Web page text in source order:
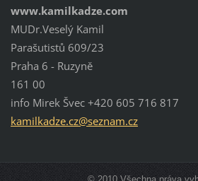
www.kamilkadze.com
MUDr.Veselý Kamil
Parašutistů 609/23
Praha 6 - Ruzyně
161 00
info Mirek Švec +420 605 716 817
kamilkadze.cz@seznam.cz